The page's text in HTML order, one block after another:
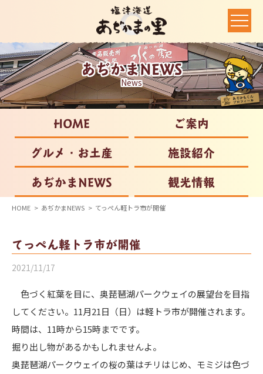
あぢかまNEWS
News
HOME
ご案内
グルメ・お土産
施設紹介
あぢかまNEWS
観光情報
HOME あぢかまNEWS てっぺん軽トラ市が開催
てっぺん軽トラ市が開催
2021/11/17
色づく紅葉を目に、奥琵琶湖パークウェイの展望台を目指
してください。11月21日（日）は軽トラ市が開催されます。
時間は、11時から15時までです。
掘り出し物があるかもしれませんよ。
奥琵琶湖パークウェイの桜の葉はチリはじめ、モミジは色づ